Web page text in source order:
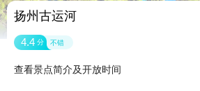
扬州古运河
4.4 分 不错
查看景点简介及开放时间